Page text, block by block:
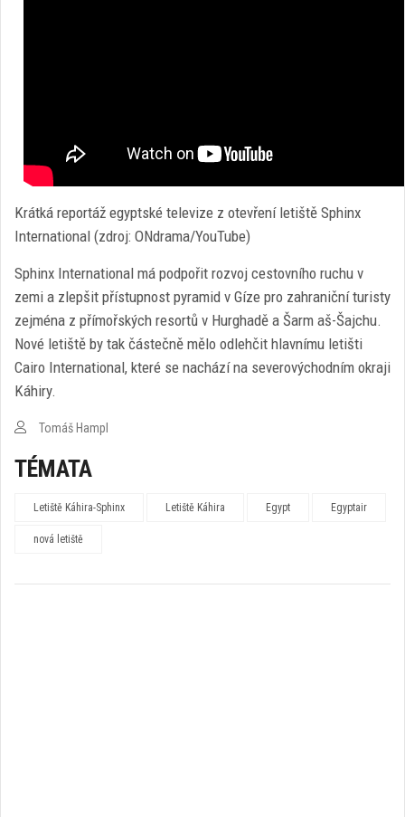
Krátká reportáž egyptské televize z otevření letiště Sphinx
International (zdroj: ONdrama/YouTube)
Sphinx International má podpořit rozvoj cestovního ruchu v
zemi a zlepšit přístupnost pyramid v Gíze pro zahraniční turisty
zejména z přímořských resortů v Hurghadě a Šarm aš-Šajchu.
Nové letiště by tak částečně mělo odlehčit hlavnímu letišti
Cairo International, které se nachází na severovýchodním okraji
Káhiry.
Tomáš Hampl
TÉMATA
Letiště Káhira-Sphinx Letiště Káhira Egypt Egyptair
nová letiště